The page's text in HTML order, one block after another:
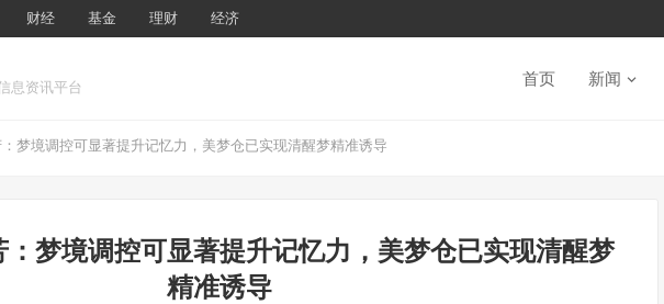
财经 基金 理财 经济
息资讯平台
首页 新闻
梦境调控可显著提升记忆力，美梦仓已实现清醒梦精准诱导
梦境调控可显著提升记忆力，美梦仓已实现清醒梦
精准诱导